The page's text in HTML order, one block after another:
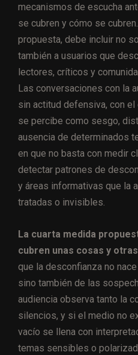
mecanismos de escucha
se cubren y cómo se
propuesta, debe incluir no
también a usuarios que
lectores, críticos y
Las conversaciones con la
sin actitud defensiva, con
se percibe como sesgo,
ausencia de determinados
en que no basta con medir
detectar patrones de
y áreas informativas que la
tratadas o invisibles.
La cuarta medida
cubren unas cosas y
que la desconfianza no
sino también de las
audiencia observa tanto la
silencios, y si el medio no
vacío se llena con
temas sensibles o